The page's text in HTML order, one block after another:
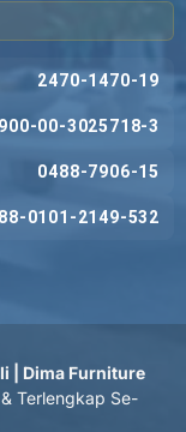
2470-1470-19
900-00-3025718-3
0488-7906-15
0101-2149-532
| Dima Furniture
Terlengkap Se-